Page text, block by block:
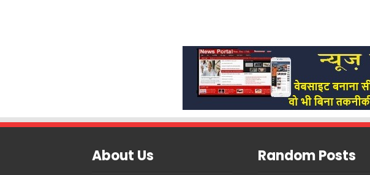
About Us Random Posts